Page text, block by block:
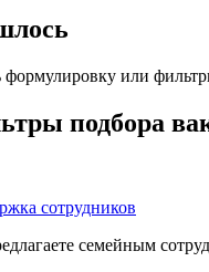
формулировку или
подбора
сотрудников
семейным